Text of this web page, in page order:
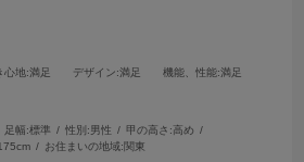
心地:満足 デザイン:満足 機能、性能:満足
足幅:標準 性別:男性 甲の高さ:高め
お住まいの地域:関東